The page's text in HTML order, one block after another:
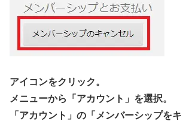
アイコンをクリック。
メニューから「アカウント」を選択。
「アカウント」の「メンバーシップを